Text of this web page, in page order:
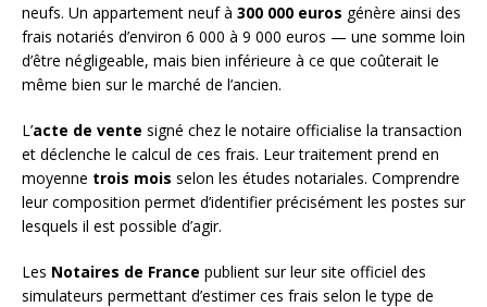
neufs. Un appartement neuf à 300 000 euros génère ainsi des
frais notariés d’environ 6 000 à 9 000 euros — une somme loin
d’être négligeable, mais bien inférieure à ce que coûterait le
même bien sur le marché de l’ancien.
L’acte de vente signé chez le notaire officialise la transaction
et déclenche le calcul de ces frais. Leur traitement prend en
moyenne trois mois selon les études notariales. Comprendre
leur composition permet d’identifier précisément les postes sur
lesquels il est possible d’agir.
Les Notaires de France publient sur leur site officiel des
simulateurs permettant d’estimer ces frais selon le type de